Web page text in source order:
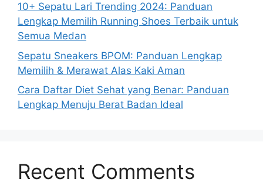
10+ Sepatu Lari Trending 2024: Panduan
Lengkap Memilih Running Shoes Terbaik untuk
Semua Medan
Sepatu Sneakers BPOM: Panduan Lengkap
Memilih & Merawat Alas Kaki Aman
Cara Daftar Diet Sehat yang Benar: Panduan
Lengkap Menuju Berat Badan Ideal
Recent Comments